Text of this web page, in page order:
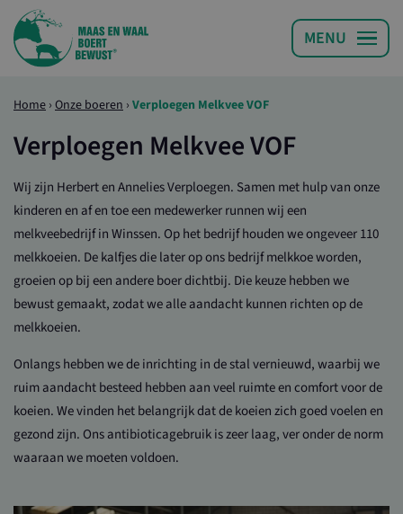
Home › Onze boeren › Verploegen Melkvee VOF
Verploegen Melkvee VOF
Wij zijn Herbert en Annelies Verploegen. Samen met hulp van onze
kinderen en af en toe een medewerker runnen wij een
melkveebedrijf in Winssen. Op het bedrijf houden we ongeveer 110
melkkoeien. De kalfjes die later op ons bedrijf melkkoe worden,
groeien op bij een andere boer dichtbij. Die keuze hebben we
bewust gemaakt, zodat we alle aandacht kunnen richten op de
melkkoeien.
Onlangs hebben we de inrichting in de stal vernieuwd, waarbij we
ruim aandacht besteed hebben aan veel ruimte en comfort voor de
koeien. We vinden het belangrijk dat de koeien zich goed voelen en
gezond zijn. Ons antibioticagebruik is zeer laag, ver onder de norm
waaraan we moeten voldoen.